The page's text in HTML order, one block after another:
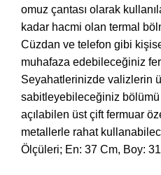
omuz çantası olarak
kadar hacmi olan termal
Cüzdan ve telefon gibi
muhafaza edebileceğiniz
Seyahatlerinizde valizlerin
sabitleyebileceğiniz
açılabilen üst çift fermuar
metallerle rahat
Ölçüleri; En: 37 Cm, Boy: